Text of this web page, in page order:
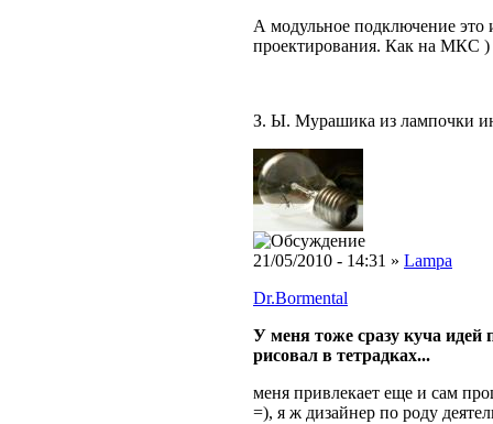
А модульное подключение это
проектирования. Как на МКС )
З. Ы. Мурашика из лампочки
21/05/2010 - 14:31 » Lampa
Dr.Bormental
У меня тоже сразу куча идей
рисовал в тетрадках...
меня привлекает еще и сам
=), я ж дизайнер по роду